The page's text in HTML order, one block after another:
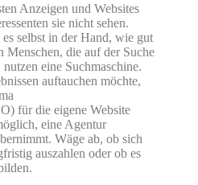
Anzeigen und Websites
sie nicht sehen.
selbst in der Hand, wie gut
Menschen, die auf der Suche
eine Suchmaschine.
auftauchen möchte,
für die eigene Website
eine Agentur
Wäge ab, ob sich
auszahlen oder ob es